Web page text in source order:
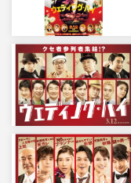
だけでなく、結婚
感あふれる主題歌
ー陣からスカパラ
NARGO（Trumpet
掛け、ボーカルは茂
谷中は「メンバー
せていただきまし
った君にサチアレ